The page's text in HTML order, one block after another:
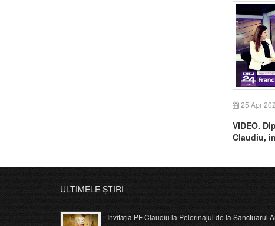
25 Apr
VIDEO.
Claudiu,
ULTIMELE ȘTIRI
Invitația PF Claudiu la Pelerinajul de la Sanctuarul